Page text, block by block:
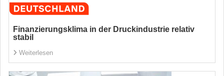
Finanzierungsklima in der Druckindustrie relativ
stabil
Weiterlesen